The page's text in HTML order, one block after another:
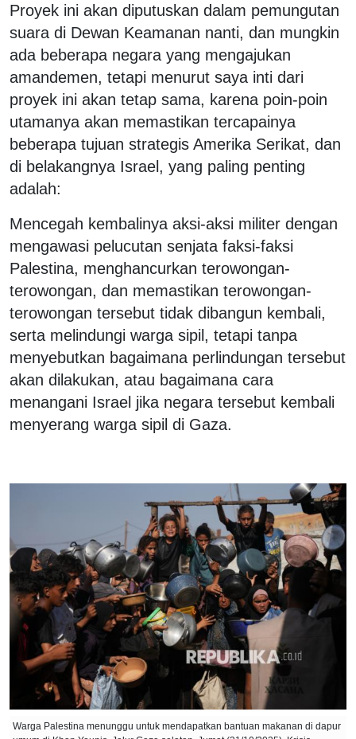
Proyek ini akan diputuskan dalam pemungutan
suara di Dewan Keamanan nanti, dan mungkin
ada beberapa negara yang mengajukan
amandemen, tetapi menurut saya inti dari
proyek ini akan tetap sama, karena poin-poin
utamanya akan memastikan tercapainya
beberapa tujuan strategis Amerika Serikat, dan
di belakangnya Israel, yang paling penting
adalah:
Mencegah kembalinya aksi-aksi militer dengan
mengawasi pelucutan senjata faksi-faksi
Palestina, menghancurkan terowongan-
terowongan, dan memastikan terowongan-
terowongan tersebut tidak dibangun kembali,
serta melindungi warga sipil, tetapi tanpa
menyebutkan bagaimana perlindungan tersebut
akan dilakukan, atau bagaimana cara
menangani Israel jika negara tersebut kembali
menyerang warga sipil di Gaza.
Warga Palestina menunggu untuk mendapatkan bantuan makanan di dapur